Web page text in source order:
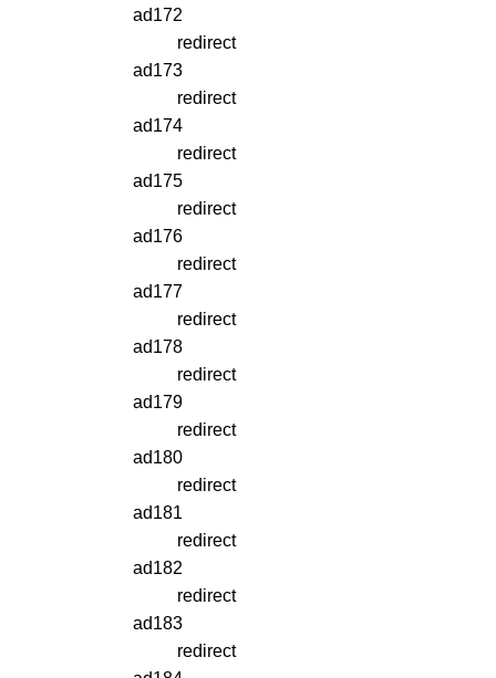
ad172
redirect
ad173
redirect
ad174
redirect
ad175
redirect
ad176
redirect
ad177
redirect
ad178
redirect
ad179
redirect
ad180
redirect
ad181
redirect
ad182
redirect
ad183
redirect